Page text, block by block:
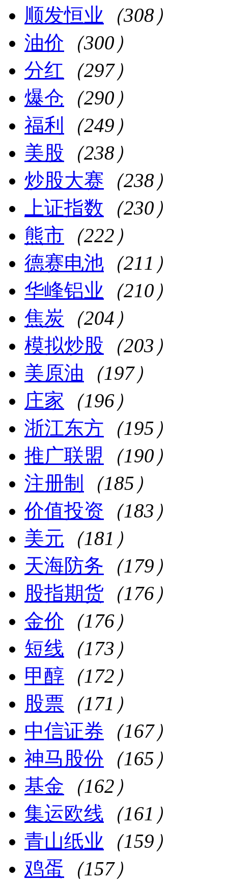
顺发恒业 （308）
油价 （300）
分红 （297）
爆仓 （290）
福利
（249）
美股 （238）
炒股大赛 （238）
上证指数 （230）
熊市 （222）
德赛电池 （211）
华峰铝业 （210）
焦炭 （204）
模拟炒股 （203）
美原油 （197）
庄家 （196）
浙江东方 （195）
推广联盟 （190）
注册制
（185）
价值投资 （183）
美元 （181）
天海防务 （179）
股指期货 （176）
金价 （176）
短线 （173）
甲醇 （172）
股票 （171）
中信证券 （167）
神马股份 （165）
基金 （162）
集运欧线 （161）
青山纸业 （159）
鸡蛋 （157）